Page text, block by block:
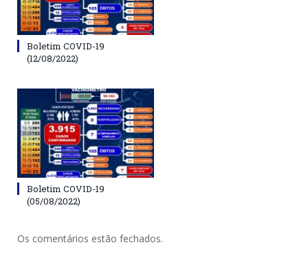
Boletim COVID-19
(12/08/2022)
Boletim COVID-19
(05/08/2022)
Os comentários estão fechados.